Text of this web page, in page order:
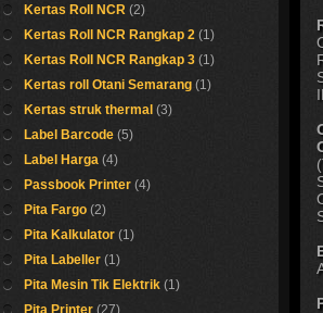
Kertas Roll NCR (2)
Kertas Roll NCR Rangkap 2 (1)
Kertas Roll NCR Rangkap 3 (1)
Kertas roll Otani Semarang (1)
Kertas struk thermal (3)
Label Barcode (5)
Label Harga (4)
Passbook Printer (4)
Pita Fargo (2)
Pita Kalkulator (1)
Pita Labeller (1)
Pita Mesin Tik Elektrik (1)